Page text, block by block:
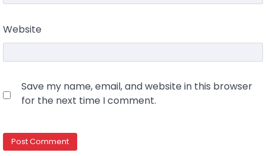
Website
Save my name, email, and website in this browser
for the next time I comment.